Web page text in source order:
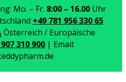
Mo. – Fr. 8:00 – 16.00Uhr
+49 781 956 330 65
Österreich / Europäische
310 900 | Email: